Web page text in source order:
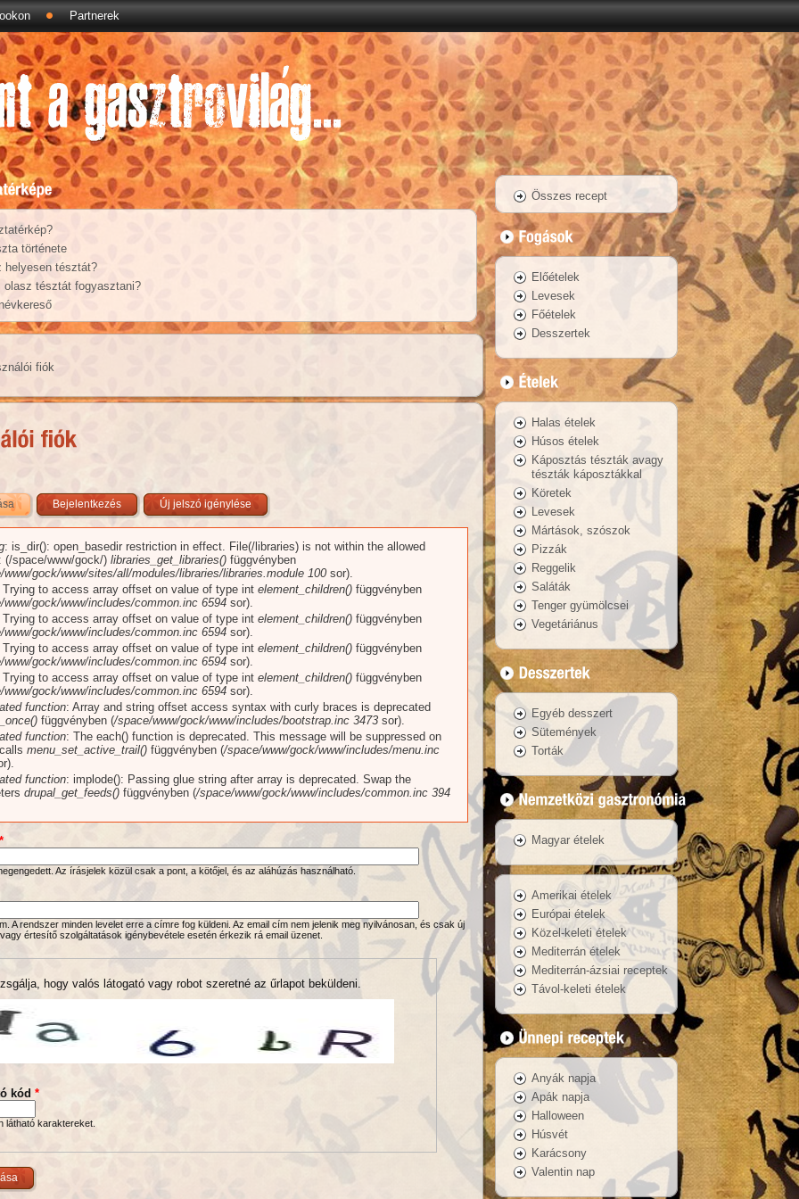
Partnerek
története
helyesen tésztát?
olasz tésztát fogyasztani?
fiók
(aktív fül)Bejelentkezés Új jelszó igénylése
: is_dir(): open_basedir restriction in effect. File(/libraries) is not within the allowed
(/space/www/gock/) libraries_get_libraries() függvényben
www/gock/www/sites/all/modules/libraries/libraries.module 100 sor).
Trying to access array offset on value of type int element_children() függvényben
www/gock/www/includes/common.inc 6594 sor).
Trying to access array offset on value of type int element_children() függvényben
www/gock/www/includes/common.inc 6594 sor).
Trying to access array offset on value of type int element_children() függvényben
www/gock/www/includes/common.inc 6594 sor).
Trying to access array offset on value of type int element_children() függvényben
www/gock/www/includes/common.inc 6594 sor).
function: Array and string offset access syntax with curly braces is deprecated
függvényben (/space/www/gock/www/includes/bootstrap.inc 3473 sor).
function: The each() function is deprecated. This message will be suppressed on
menu_set_active_trail() függvényben (/space/www/gock/www/includes/menu.inc
function: implode(): Passing glue string after array is deprecated. Swap the
drupal_get_feeds() függvényben (/space/www/gock/www/includes/common.inc 394
*
Az írásjelek közül csak a pont, a kötőjel, és az aláhúzás használható.
A rendszer minden levelet erre a címre fog küldeni. Az email cím nem jelenik meg nyilvánosan, és csak új
értesítő szolgáltatások igénybevétele esetén érkezik rá email üzenet.
hogy valós látogató vagy robot szeretné az űrlapot beküldeni.
kód *
látható karaktereket.
Összes recept
Előételek
Levesek
Főételek
Desszertek
Halas ételek
Húsos ételek
Káposztás tészták avagy
tészták káposztákkal
Köretek
Levesek
Mártások, szószok
Pizzák
Reggelik
Saláták
Tenger gyümölcsei
Vegetáriánus
Egyéb desszert
Sütemények
Torták
Magyar ételek
Amerikai ételek
Európai ételek
Közel-keleti ételek
Mediterrán ételek
Mediterrán-ázsiai receptek
Távol-keleti ételek
Anyák napja
Apák napja
Halloween
Húsvét
Karácsony
Valentin nap